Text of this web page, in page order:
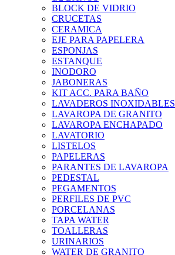
BLOCK DE VIDRIO
CRUCETAS
CERAMICA
EJE PARA PAPELERA
ESPONJAS
ESTANQUE
INODORO
JABONERAS
KIT ACC. PARA BAÑO
LAVADEROS INOXIDABLES
LAVAROPA DE GRANITO
LAVAROPA ENCHAPADO
LAVATORIO
LISTELOS
PAPELERAS
PARANTES DE LAVAROPA
PEDESTAL
PEGAMENTOS
PERFILES DE PVC
PORCELANAS
TAPA WATER
TOALLERAS
URINARIOS
WATER DE GRANITO